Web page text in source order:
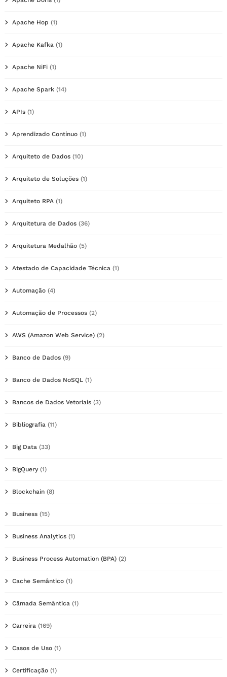
Apache Hop (1)
Apache Kafka (1)
Apache NiFi (1)
Apache Spark (14)
APIs (1)
Aprendizado Contínuo (1)
Arquiteto de Dados (10)
Arquiteto de Soluções (1)
Arquiteto RPA (1)
Arquitetura de Dados (36)
Arquitetura Medalhão (5)
Atestado de Capacidade Técnica (1)
Automação (4)
Automação de Processos (2)
AWS (Amazon Web Service) (2)
Banco de Dados (9)
Banco de Dados NoSQL (1)
Bancos de Dados Vetoriais (3)
Bibliografia (11)
Big Data (33)
BigQuery (1)
Blockchain (8)
Business (15)
Business Analytics (1)
Business Process Automation (BPA) (2)
Cache Semântico (1)
Câmada Semântica (1)
Carreira (169)
Casos de Uso (1)
Certificação (1)